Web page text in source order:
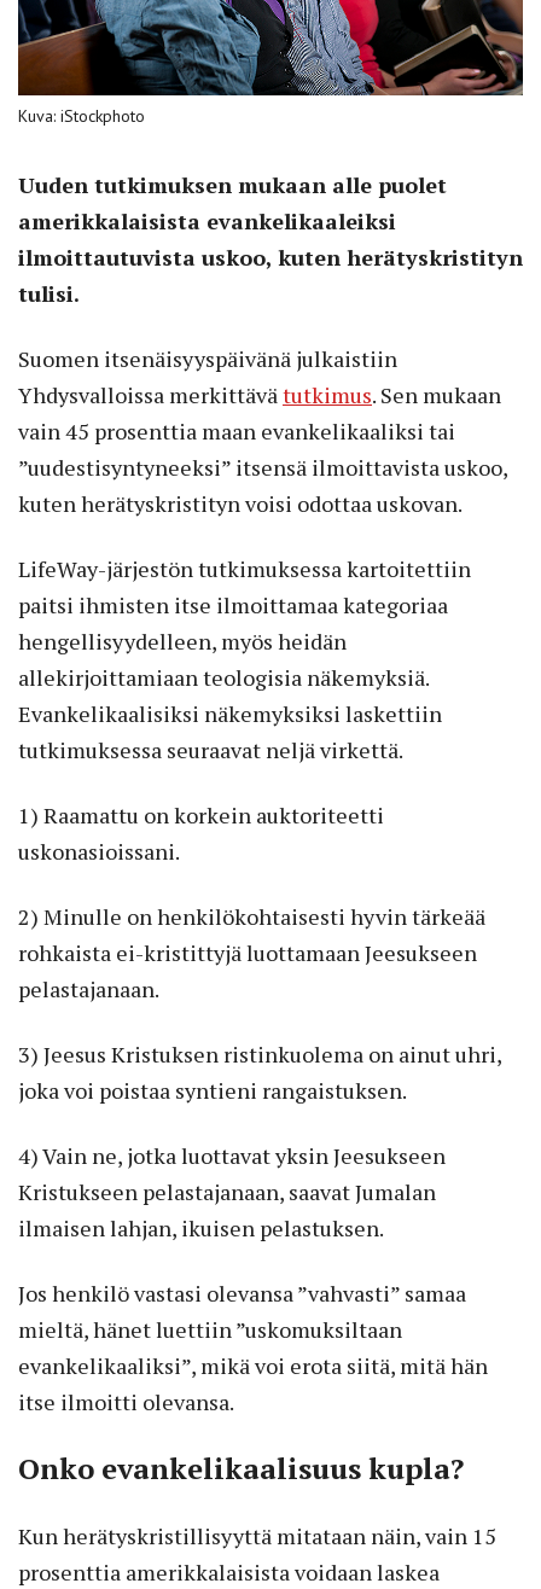
Kuva: iStockphoto
Uuden tutkimuksen mukaan alle puolet
amerikkalaisista evankelikaaleiksi
ilmoittautuvista uskoo, kuten herätyskristityn
tulisi.
Suomen itsenäisyyspäivänä julkaistiin
Yhdysvalloissa merkittävätutkimus. Sen mukaan
vain 45 prosenttia maan evankelikaaliksi tai
”uudestisyntyneeksi” itsensä ilmoittavista uskoo,
kuten herätyskristityn voisi odottaa uskovan.
LifeWay-järjestön tutkimuksessa kartoitettiin
paitsi ihmisten itse ilmoittamaa kategoriaa
hengellisyydelleen, myös heidän
allekirjoittamiaan teologisia näkemyksiä.
Evankelikaalisiksi näkemyksiksi laskettiin
tutkimuksessa seuraavat neljä virkettä.
1) Raamattu on korkein auktoriteetti
uskonasioissani.
2) Minulle on henkilökohtaisesti hyvin tärkeää
rohkaista ei-kristittyjä luottamaan Jeesukseen
pelastajanaan.
3) Jeesus Kristuksen ristinkuolema on ainut uhri,
joka voi poistaa syntieni rangaistuksen.
4) Vain ne, jotka luottavat yksin Jeesukseen
Kristukseen pelastajanaan, saavat Jumalan
ilmaisen lahjan, ikuisen pelastuksen.
Jos henkilö vastasi olevansa ”vahvasti” samaa
mieltä, hänet luettiin ”uskomuksiltaan
evankelikaaliksi”, mikä voi erota siitä, mitä hän
itse ilmoitti olevansa.
Onko evankelikaalisuus kupla?
Kun herätyskristillisyyttä mitataan näin, vain 15
prosenttia amerikkalaisista voidaan laskea